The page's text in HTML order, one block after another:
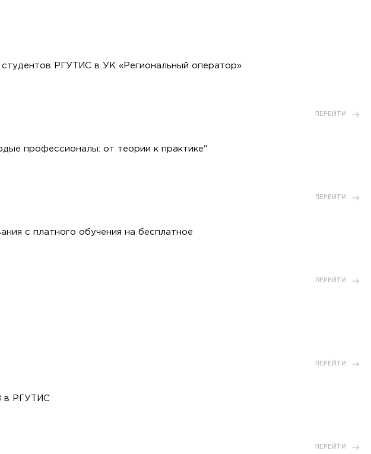
студентов РГУТИС в УК «Региональный оператор»
ПЕРЕЙТИ
профессионалы: от теории к практике"
ПЕРЕЙТИ
с платного обучения на бесплатное
ПЕРЕЙТИ
ПЕРЕЙТИ
в РГУТИС
ПЕРЕЙТИ